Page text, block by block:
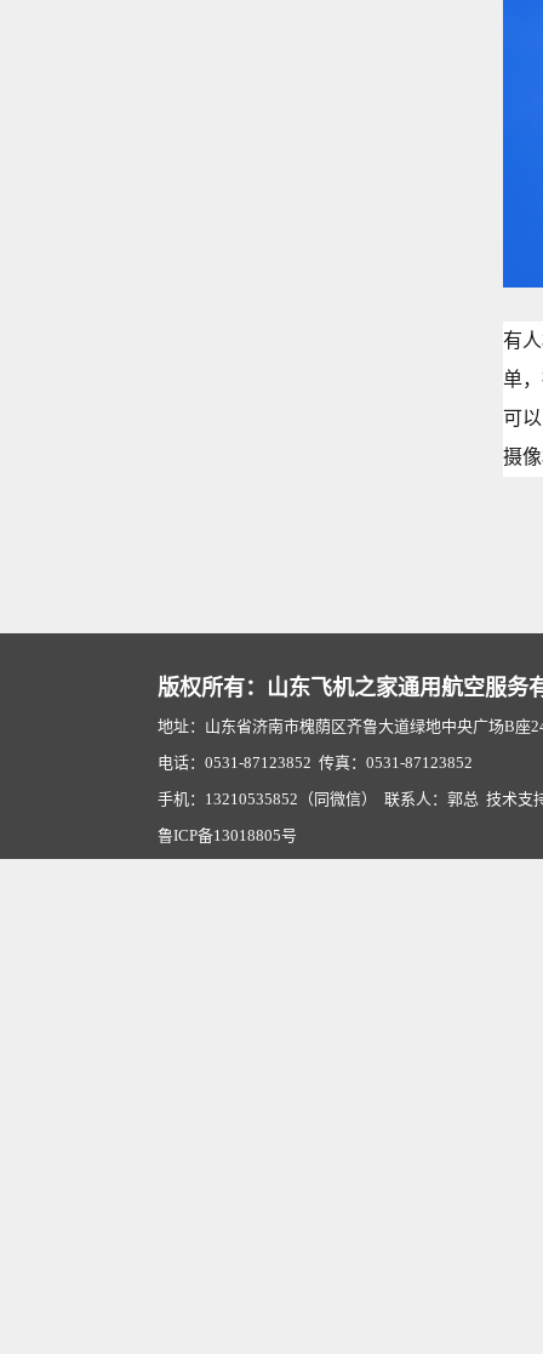
有
单
可
摄
版权所有：山东飞机之家通用航空服务
地址：山东省济南市槐荫区齐鲁大道绿地中央广场B座
电话：0531-87123852 传真：0531-87123852
手机：13210535852（同微信） 联系人：郭总 技术支
鲁ICP备13018805号